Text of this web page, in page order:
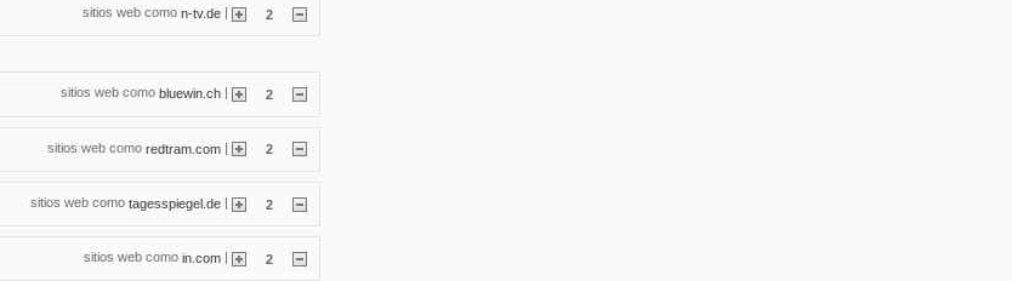
sitios web como n-tv.de | 2
sitios web como bluewin.ch 2
sitios web como redtram.com | 2
sitios web como tagesspiegel.de | 2
sitios web como in.com | 2